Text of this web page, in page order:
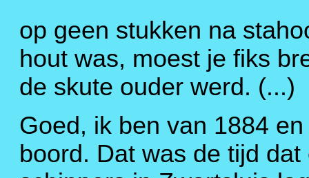
op geen stukken na
hout was, moest je fiks
de skute ouder werd. (...)
Goed, ik ben van 1884
boord. Dat was de tijd